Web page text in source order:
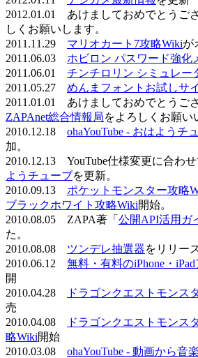
2012.01.01 あけましておめでとうご
しくお願いします。
2011.11.29 マリオカート7攻略Wikiが
2011.06.03 ホビロン パスワード強化
2011.06.01 チンチロリン シミュレー
2011.05.27 めんまフォントお試しサ
2011.01.01 あけましておめでとうご
ZAPAnet総合情報局をよろしくお願い
2010.12.18 ohaYouTube - おはようチ
加。
2010.12.13 YouTube仕様変更に合わせ
ようチューブを更新。
2010.09.13 ポケットモンスター攻略
ブラックホワイト攻略Wiki開始。
2010.08.05 ZAPA著「 公開API活用ガ
た。
2010.08.08 ツンデレ抽選器をリリー
2010.06.12 無料・有料のiPhone・
開
2010.04.28
ドラゴンクエストモンス
売
2010.04.08
ドラゴンクエストモンス
略Wiki開始
2010.03.08 ohaYouTube - 動画から音